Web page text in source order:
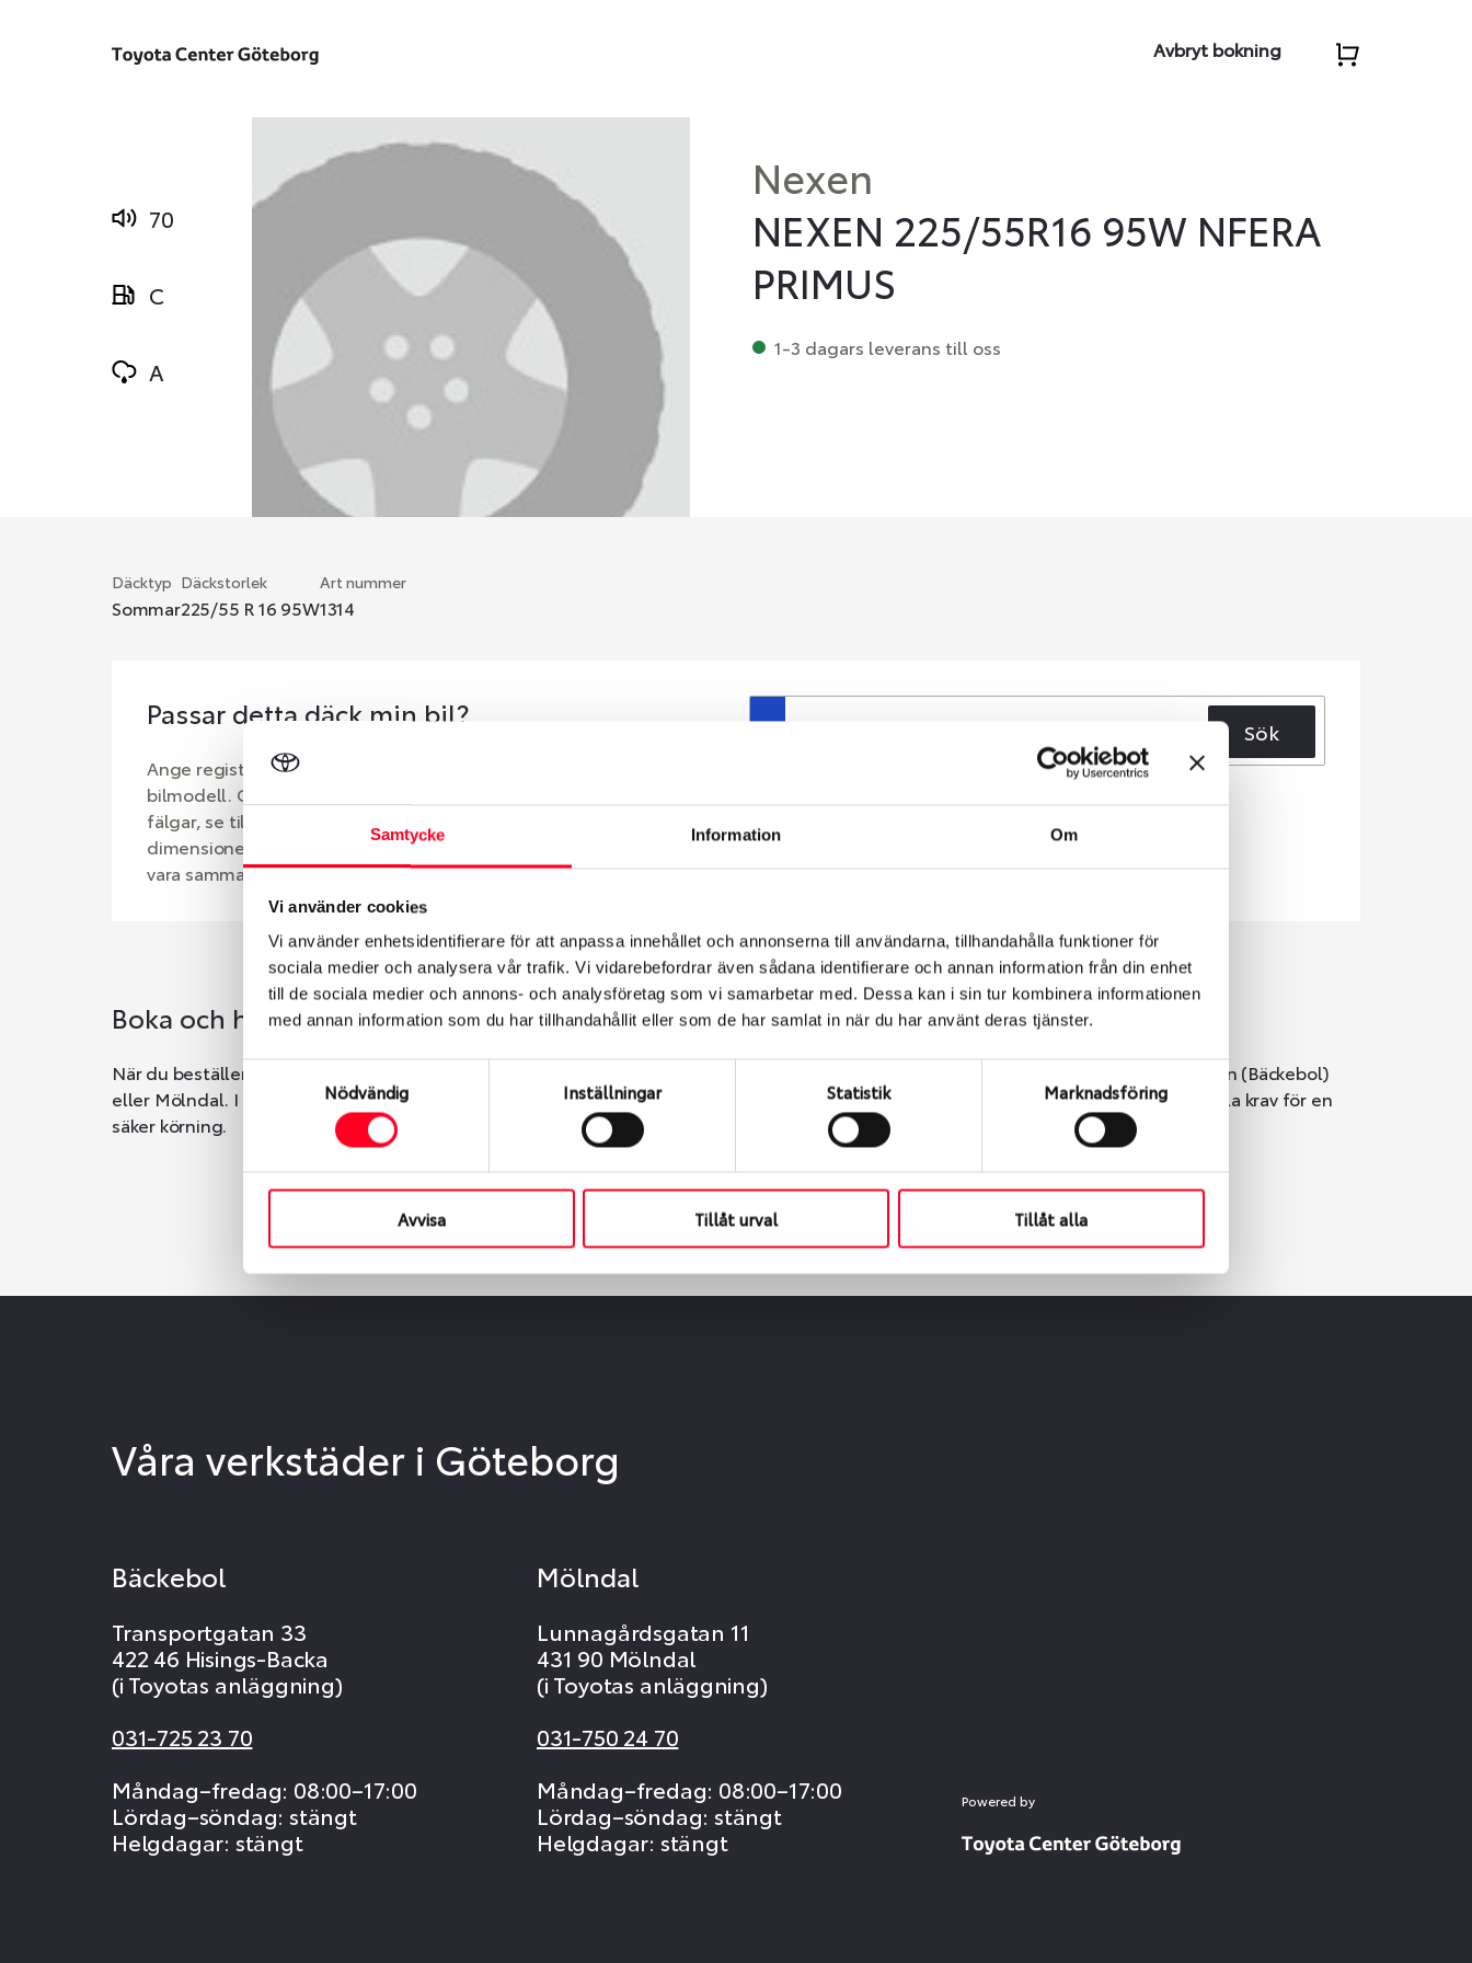
Samtycke Information Om
Vi använder cookies
Vi använder enhetsidentifierare för att anpassa innehållet och annonserna till användarna, tillhandahålla funktioner för
sociala medier och analysera vår trafik. Vi vidarebefordrar även sådana identifierare och annan information från din enhet
till de sociala medier och annons- och analysföretag som vi samarbetar med. Dessa kan i sin tur kombinera informationen
med annan information som du har tillhandahållit eller som de har samlat in när du har använt deras tjänster.
Samtyckesval
Nödvändig Inställningar Statistik Marknadsföring
Avvisa Tillåt urval Tillåt alla
Avbryt bokning
70
C
A
Nexen
NEXEN 225/55R16 95W NFERA
PRIMUS
1-3 dagars leverans till oss
Däcktyp
Sommar
Däckstorlek
225/55 R 16 95W
Art nummer
1314
Passar detta däck min bil?
Ange registreringsnummer för att se om det däck du valt passar din
bilmodell. Om du köper däck som skall sättas på dina befintliga
fälgar, se till att kolla en extra gång så att däck och fälg har samma
dimensioner. Ibland kan fälgen ha bytts ut under årens lopp och inte
vara samma dimension som bilen hade ut från fabrik.
S Sök
Boka och hämta hos Däckspecialen
När du beställer dina nya däck eller fälgar hos oss levereras de direkt till någon av våra däckverkstäder i Göteborg. Välj mellan Hisingen (Bäckebol)
eller Mölndal. I beställningen anger du datum och tid för upphämtning eller service. När vi byter dina däck ser vi till att de uppfyller alla krav för en
säker körning.
Våra verkstäder i Göteborg
Bäckebol
Transportgatan 33
422 46 Hisings-Backa
(i Toyotas anläggning)
031-725 23 70
Måndag–fredag: 08:00–17:00
Lördag–söndag: stängt
Helgdagar: stängt
Mölndal
Lunnagårdsgatan 11
431 90 Mölndal
(i Toyotas anläggning)
031-750 24 70
Måndag–fredag: 08:00–17:00
Lördag–söndag: stängt
Helgdagar: stängt
Powered by